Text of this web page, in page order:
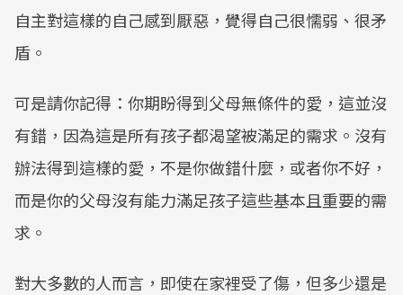
自主對這樣的自己感到厭惡，覺得自己很懦弱、很矛
盾。
可是請你記得：你期盼得到父母無條件的愛，這並沒
有錯，因為這是所有孩子都渴望被滿足的需求。沒有
辦法得到這樣的愛，不是你做錯什麼，或者你不好，
而是你的父母沒有能力滿足孩子這些基本且重要的需
求。
對大多數的人而言，即使在家裡受了傷，但多少還是